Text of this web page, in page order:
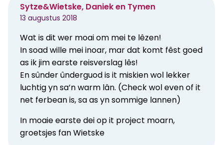
Sytze&Wietske, Daniek en Tymen
13 augustus 2018
Wat is dit wer moai om mei te lêzen!
In soad wille mei inoar, mar dat komt fêst goed
as ik jim earste reisverslag lês!
En sûnder ûnderguod is it miskien wol lekker
luchtig yn sa’n warm lân. (Check wol even of it
net ferbean is, sa as yn sommige lannen)
In moaie earste dei op it project moarn,
groetsjes fan Wietske